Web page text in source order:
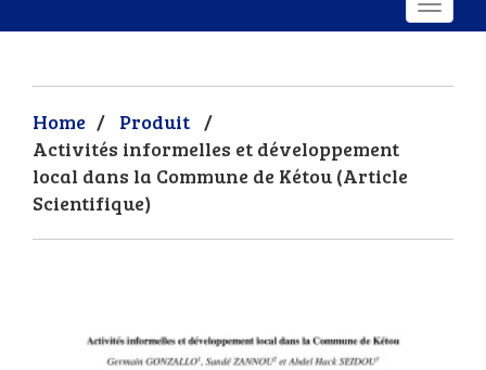
Home / Produit /
Activités informelles et développement
local dans la Commune de Kétou (Article
Scientifique)